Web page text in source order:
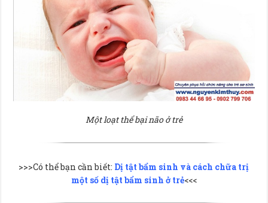
Một loạt thể bại não ở trẻ
>>>Có thể bạn cần biết: Dị tật bẩm sinh và cách chữa trị
một số dị tật bẩm sinh ở trẻ<<<